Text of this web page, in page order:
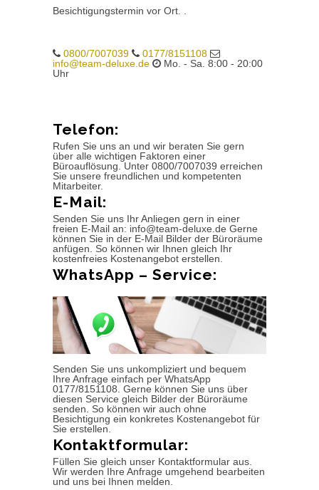
Besichtigungstermin vor Ort. .
0800/7007039
0177/8151108
info@team-deluxe.de
Mo. - Sa. 8:00 - 20:00
Uhr
Telefon:
Rufen Sie uns an und wir beraten Sie gern
über alle wichtigen Faktoren einer
Büroauflösung. Unter 0800/7007039 erreichen
Sie unsere freundlichen und kompetenten
Mitarbeiter.
E-Mail:
Senden Sie uns Ihr Anliegen gern in einer
freien E-Mail an: info@team-deluxe.de Gerne
können Sie in der E-Mail Bilder der Büroräume
anfügen. So können wir Ihnen gleich Ihr
kostenfreies Kostenangebot erstellen.
WhatsApp – Service:
Senden Sie uns unkompliziert und bequem
Ihre Anfrage einfach per WhatsApp
0177/8151108. Gerne können Sie uns über
diesen Service gleich Bilder der Büroräume
senden. So können wir auch ohne
Besichtigung ein konkretes Kostenangebot für
Sie erstellen.
Kontaktformular:
Füllen Sie gleich unser Kontaktformular aus.
Wir werden Ihre Anfrage umgehend bearbeiten
und uns bei Ihnen melden.